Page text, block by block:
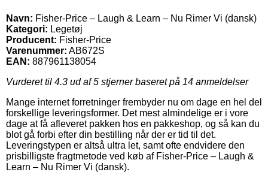
Navn: Fisher-Price – Laugh & Learn – Nu Rimer Vi (dansk)
Kategori: Legetøj
Producent: Fisher-Price
Varenummer: AB672S
EAN: 887961138054
Vurderet til 4.3 ud af 5 stjerner baseret på 14 anmeldelser
Mange internet forretninger frembyder nu om dage en hel del
forskellige leveringsformer. Det mest almindelige er i vore
dage at få afleveret pakken hos en pakkeshop, og så kan du
blot gå forbi efter din bestilling når der er tid til det.
Leveringstypen er altså ultra let, samt ofte endvidere den
prisbilligste fragtmetode ved køb af Fisher-Price – Laugh &
Learn – Nu Rimer Vi (dansk).